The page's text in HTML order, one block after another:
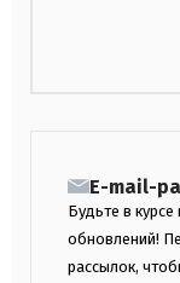
E-mail-
Будьте в курсе
обновлений!
рассылок,